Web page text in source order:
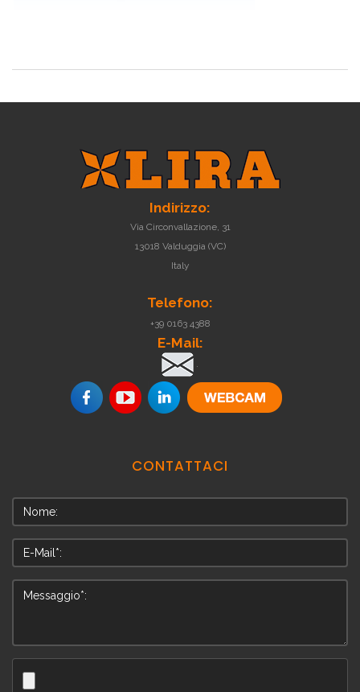
Indirizzo:
Via Circonvallazione, 31
13018 Valduggia (VC)
Italy
Telefono:
+39 0163 4388
E-Mail:
.
CONTATTACI